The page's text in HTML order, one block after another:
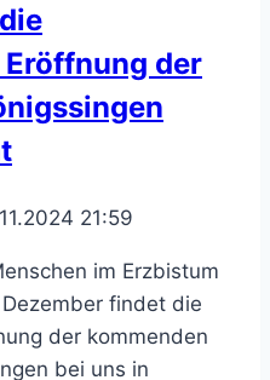
der
21:59
im Erzbistum
findet die
der kommenden
bei uns in